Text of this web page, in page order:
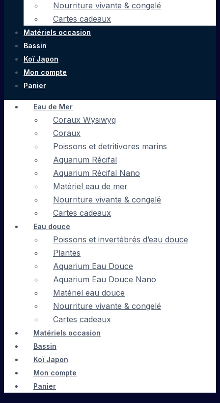
Nourriture vivante & congelé
Cartes cadeaux
Matériels occasion
Bassin
Koï Japon
Mon compte
Panier
Eau de Mer
Coraux Wysiwyg
Coraux
Poissons et detritivores marins
Aquarium Récifal
Aquarium Récifal Nano
Matériel eau de mer
Nourriture vivante & congelé
Cartes cadeaux
Eau douce
Poissons et invertébrés d’eau douce
Plantes
Aquarium Eau Douce
Aquarium Eau Douce Nano
Matériel eau douce
Nourriture vivante & congelé
Cartes cadeaux
Matériels occasion
Bassin
Koï Japon
Mon compte
Panier